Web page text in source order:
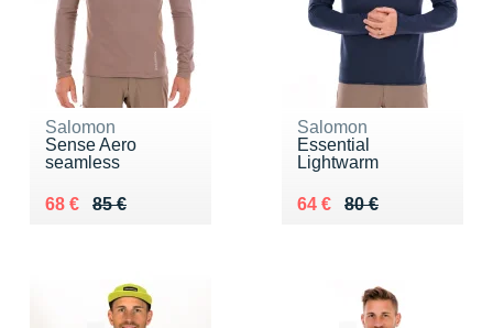
Salomon
Sense Aero
seamless
85 €
Au lieu de 85 €
68 €
Vendu 68 €
Salomon
Essential
Lightwarm
80 €
Au lieu de 80 €
64 €
Vendu 64 €